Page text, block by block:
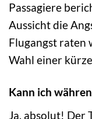
Passagiere
Aussicht die
Flugangst raten
Wahl einer
Kann ich
Ja, absolut! Der